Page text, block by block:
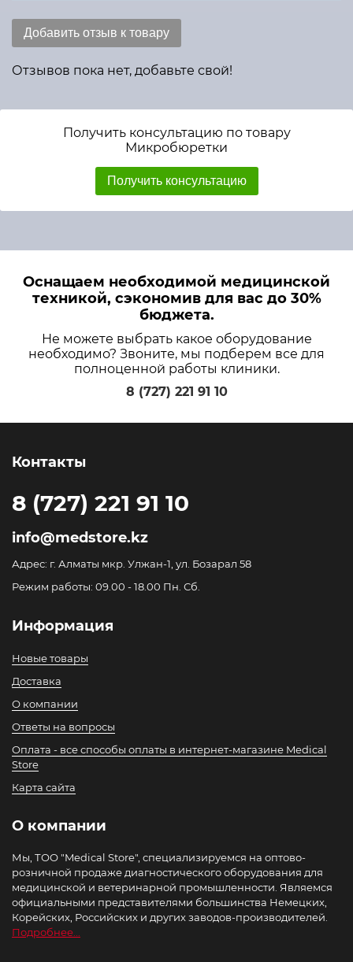
Добавить отзыв к товару
Отзывов пока нет, добавьте свой!
Получить консультацию по товару
Микробюретки
Получить консультацию
Оснащаем необходимой медицинской
техникой, сэкономив для вас до 30%
бюджета.
Не можете выбрать какое оборудование
необходимо? Звоните, мы подберем все для
полноценной работы клиники.
8 (727) 221 91 10
Контакты
8 (727) 221 91 10
info@medstore.kz
Адрес: г. Алматы мкр. Улжан-1, ул. Бозарал 58
Режим работы: 09.00 - 18.00 Пн. Сб.
Информация
Новые товары
Доставка
О компании
Ответы на вопросы
Оплата - все способы оплаты в интернет-магазине Medical
Store
Карта сайта
О компании
Мы, ТОО "Medical Store", специализируемся на оптово-
розничной продаже диагностического оборудования для
медицинской и ветеринарной промышленности. Являемся
официальными представителями большинства Немецких,
Корейских, Российских и других заводов-производителей.
Подробнее...